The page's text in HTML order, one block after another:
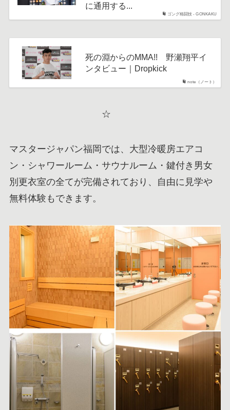
ゴング格闘技 - GONKAKU
に通用する...
note（ノート）
死の淵からのMMA!! 野瀬翔平イ
ンタビュー｜Dropkick
☆
マスタージャパン福岡では、大型冷暖房エアコ
ン・シャワールーム・サウナルーム・鍵付き男女
別更衣室の全てが完備されており、自由に見学や
無料体験もできます。